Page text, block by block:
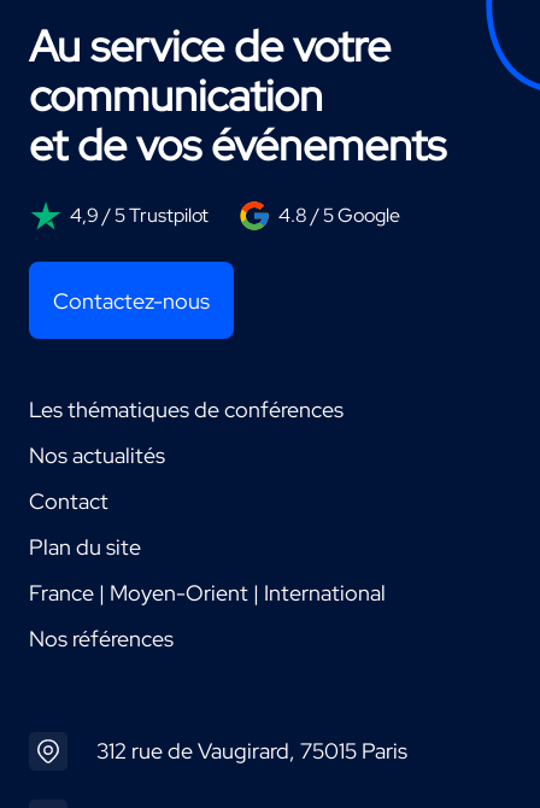
Au service de votre
communication
et de vos événements
4,9 / 5 Trustpilot 4.8 / 5 Google
Contactez-nous
Les thématiques de conférences
Nos actualités
Contact
Plan du site
France | Moyen-Orient | International
Nos références
312 rue de Vaugirard, 75015 Paris